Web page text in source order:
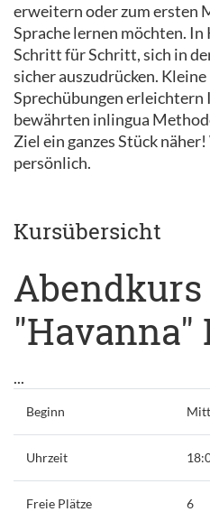
erweitern oder zum ersten
Sprache lernen möchten.
Schritt für Schritt, sich in
sicher auszudrücken.
Sprechübungen erleichtern
bewährten inlingua
Ziel ein ganzes Stück
persönlich.
Kursübersicht
"Havanna"
...
Beginn
Uhrzeit
Freie Plätze 6